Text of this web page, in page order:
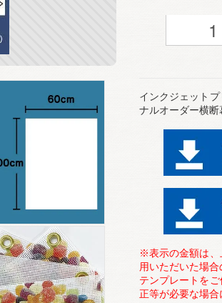
インクジェット
ナルオーダー横断
※表示の金額は、
用いただいた場合
テンプレートを
正等が必要な場合